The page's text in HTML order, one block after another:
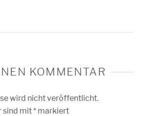
KOMMENTAR
wird nicht veröffentlicht.
sind mit* markiert